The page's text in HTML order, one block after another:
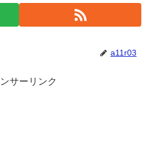
a11r03
サーリンク